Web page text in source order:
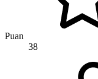
Puan
38